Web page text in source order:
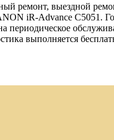
ремонт, выездной
iR-Advance C5051.
периодическое
выполняется